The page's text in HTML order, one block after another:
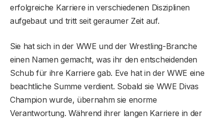
erfolgreiche Karriere in verschiedenen Disziplinen
aufgebaut und tritt seit geraumer Zeit auf.
Sie hat sich in der WWE und der Wrestling-Branche
einen Namen gemacht, was ihr den entscheidenden
Schub für ihre Karriere gab. Eve hat in der WWE eine
beachtliche Summe verdient. Sobald sie WWE Divas
Champion wurde, übernahm sie enorme
Verantwortung. Während ihrer langen Karriere in der